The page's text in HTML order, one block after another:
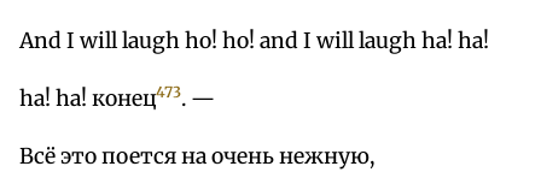
And I will laugh ho! ho! and I will laugh ha! ha!
ha! ha! конец473. —
Всё это поется на очень нежную,